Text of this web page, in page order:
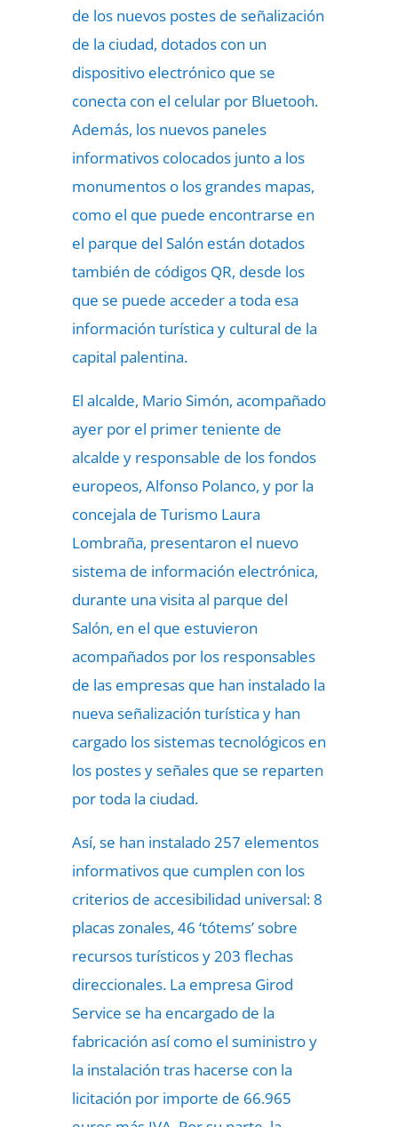
de los nuevos postes de señalización
de la ciudad, dotados con un
dispositivo electrónico que se
conecta con el celular por Bluetooh.
Además, los nuevos paneles
informativos colocados junto a los
monumentos o los grandes mapas,
como el que puede encontrarse en
el parque del Salón están dotados
también de códigos QR, desde los
que se puede acceder a toda esa
información turística y cultural de la
capital palentina.
El alcalde, Mario Simón, acompañado
ayer por el primer teniente de
alcalde y responsable de los fondos
europeos, Alfonso Polanco, y por la
concejala de Turismo Laura
Lombraña, presentaron el nuevo
sistema de información electrónica,
durante una visita al parque del
Salón, en el que estuvieron
acompañados por los responsables
de las empresas que han instalado la
nueva señalización turística y han
cargado los sistemas tecnológicos en
los postes y señales que se reparten
por toda la ciudad.
Así, se han instalado 257 elementos
informativos que cumplen con los
criterios de accesibilidad universal: 8
placas zonales, 46 ‘tótems’ sobre
recursos turísticos y 203 flechas
direccionales. La empresa Girod
Service se ha encargado de la
fabricación así como el suministro y
la instalación tras hacerse con la
licitación por importe de 66.965